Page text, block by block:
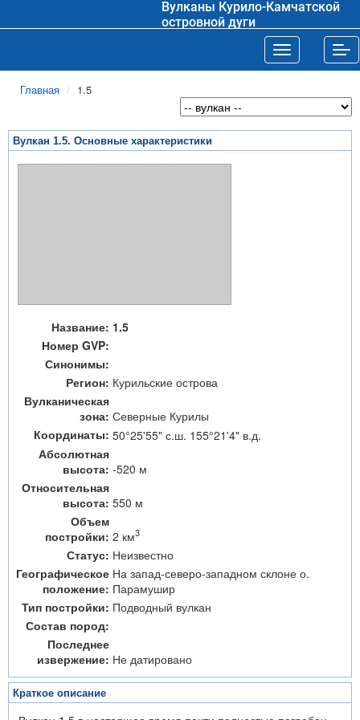
Вулканы Курило-Камчатской
островной дуги
Toggle
Главная 1.5
Вулкан 1.5. Основные характеристики
Название: 1.5
Номер GVP:
Синонимы:
Регион: Курильские острова
Вулканическая
зона: Северные Курилы
Координаты: 50°25'55" с.ш. 155°21'4" в.д.
Абсолютная
высота: -520 м
Относительная
высота: 550 м
Объем
постройки: 2 км3
Статус: Неизвестно
Географическое
положение:
На запад-северо-западном склоне о.
Парамушир
Тип постройки: Подводный вулкан
Состав пород:
Последнее
извержение: Не датировано
Краткое описание